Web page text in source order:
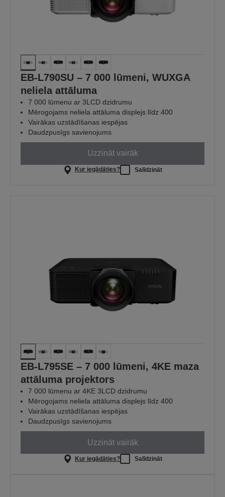
EB-L790SU – 7 000 lūmeni, WUXGA
neliela attāluma
7 000 lūmenu ar 3LCD dzidrumu
Mērogojams neliela attāluma displejs līdz 400
Vairākas uzstādīšanas iespējas
Daudzpusīgs savienojums
Uzzināt vairāk
Kur iegādāties? Salīdzināt
EB-L795SE – 7 000 lūmeni, 4KE maza
attāluma projektors
7 000 lūmenu ar 4KE 3LCD dzidrumu
Mērogojams neliela attāluma displejs līdz 400
Vairākas uzstādīšanas iespējas
Daudzpusīgs savienojums
Uzzināt vairāk
Kur iegādāties? Salīdzināt